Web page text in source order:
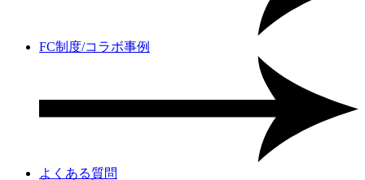
FC制度/コラボ事例
よくある質問